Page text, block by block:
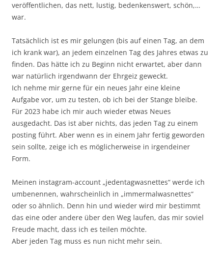
veröffentlichen, das nett, lustig, bedenkenswert, schön,…
war.
Tatsächlich ist es mir gelungen (bis auf einen Tag, an dem
ich krank war), an jedem einzelnen Tag des Jahres etwas zu
finden. Das hätte ich zu Beginn nicht erwartet, aber dann
war natürlich irgendwann der Ehrgeiz geweckt.
Ich nehme mir gerne für ein neues Jahr eine kleine
Aufgabe vor, um zu testen, ob ich bei der Stange bleibe.
Für 2023 habe ich mir auch wieder etwas Neues
ausgedacht. Das ist aber nichts, das jeden Tag zu einem
posting führt. Aber wenn es in einem Jahr fertig geworden
sein sollte, zeige ich es möglicherweise in irgendeiner
Form.
Meinen instagram-account „jedentagwasnettes“ werde ich
umbenennen, wahrscheinlich in „immermalwasnettes“
oder so ähnlich. Denn hin und wieder wird mir bestimmt
das eine oder andere über den Weg laufen, das mir soviel
Freude macht, dass ich es teilen möchte.
Aber jeden Tag muss es nun nicht mehr sein.